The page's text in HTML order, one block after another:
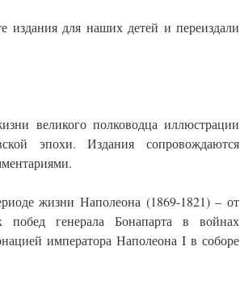
издания для наших детей и переиздали
великого полководца иллюстрации
эпохи. Издания сопровождаются
жизни Наполеона (1869-1821) – от
побед генерала Бонапарта в войнах
императора Наполеона I в соборе